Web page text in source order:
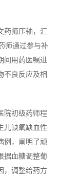
药师压轴，汇
师通过参与补
间用药医嘱进
不良反应及相
院初级药师程
儿缺氧缺血性
例，阐明了顽
据血糖调整葡
，调整给药方